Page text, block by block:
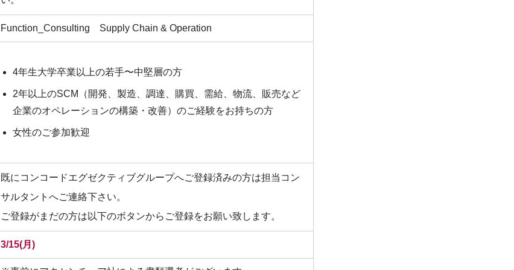
Function_Consulting Supply Chain & Operation
4年生大学卒業以上の若手〜中堅層の方
2年以上のSCM（開発、製造、調達、購買、需給、物流、販売など
企業のオペレーションの構築・改善）のご経験をお持ちの方
女性のご参加歓迎
既にコンコードエグゼクティブグループへご登録済みの方は担当コン
サルタントへご連絡下さい。
ご登録がまだの方は以下のボタンからご登録をお願い致します。
3/15(月)